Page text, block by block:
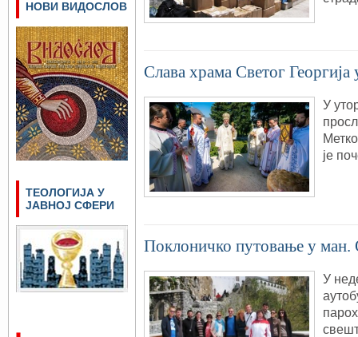
Слава храма Светог
У
је
Поклоничко путовање у ман.
У
НОВИ ВИДОСЛОВ
ТЕОЛОГИЈА У
ЈАВНОЈ СФЕРИ